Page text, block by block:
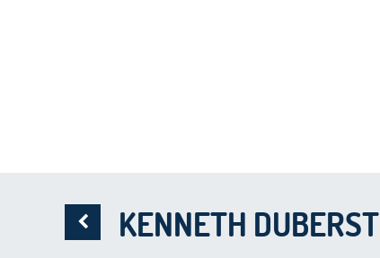
KENNETH